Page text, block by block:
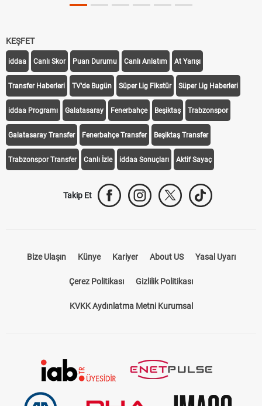
KEŞFET
iddaa Canlı Skor Puan Durumu Canlı Anlatım At Yarışı
Transfer Haberleri TV'de Bugün Süper Lig Fikstür Süper Lig Haberleri
iddaa Programı Galatasaray Fenerbahçe Beşiktaş Trabzonspor
Galatasaray Transfer Fenerbahçe Transfer Beşiktaş Transfer
Trabzonspor Transfer Canlı İzle iddaa Sonuçları Aktif Sayaç
Takip Et
Bize Ulaşın Künye Kariyer About US Yasal Uyarı
Çerez Politikası Gizlilik Politikası
KVKK Aydınlatma Metni Kurumsal